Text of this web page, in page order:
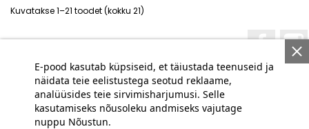
Kuvatakse 1–21 toodet (kokku 21)
E-pood kasutab küpsiseid, et täiustada teenuseid ja
näidata teie eelistustega seotud reklaame,
analüüsides teie sirvimisharjumusi. Selle
kasutamiseks nõusoleku andmiseks vajutage
nuppu Nõustun.